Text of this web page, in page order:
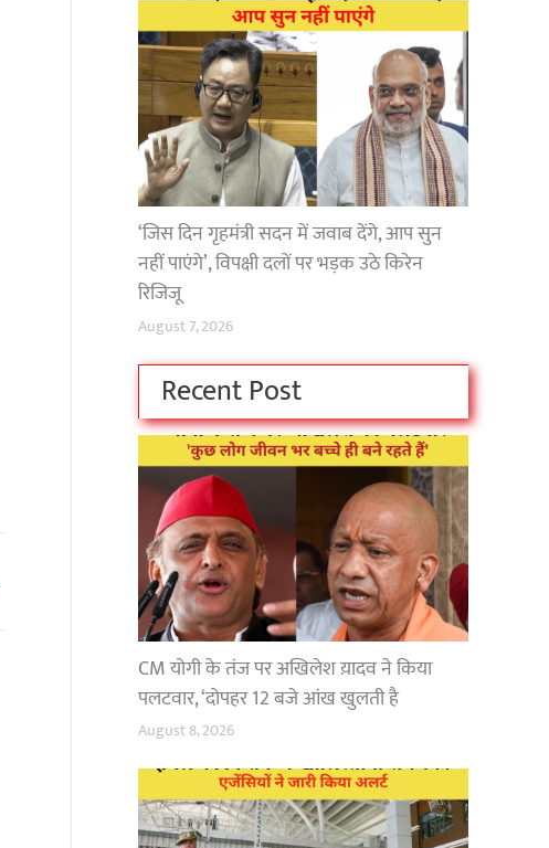
‘जिस दिन गृहमंत्री सदन में जवाब देंगे, आप सुन
नहीं पाएंगे’, विपक्षी दलों पर भड़क उठे किरेन
रिजिजू
August 7, 2026
Recent Post
CM योगी के तंज पर अखिलेश य़ादव ने किया
पलटवार, ‘दोपहर 12 बजे आंख खुलती है
August 8, 2026